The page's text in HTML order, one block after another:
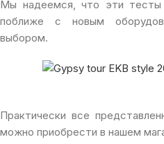
Мы надеемся, что эти тесты
поближе с новым
выбором.
Практически все
можно приобрести в нашем